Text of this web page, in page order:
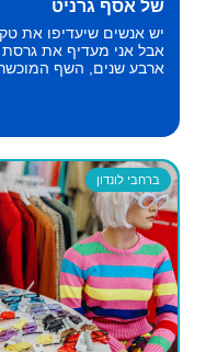
של אסף גרניט
יש אנשים שיעדיפו את
אבל אני מעדיף את גרסת
ארבע שנים, השף המוכשר
ברחבי לונדון